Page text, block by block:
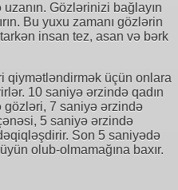
Gözlərinizi bağlayın
Bu yuxu zamanı gözlərin
insan tez, asan və bərk
qiymətləndirmək üçün onlara
10 saniyə ərzində qadın
gözləri, 7 saniyə ərzində
5 saniyə ərzində
Son 5 saniyədə
olub-olmamağına baxır.